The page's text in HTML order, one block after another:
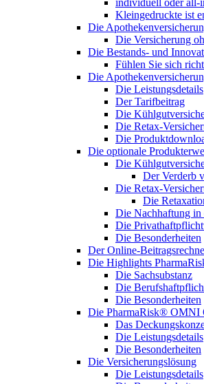
individuell oder all-
Kleingedruckte ist
Die
Die Versicherung
Die Bestands- und
Fühlen Sie sich
Die
Die Leistungsdetails
Der Tarifbeitrag
Die
Die Retax-
Die
Die optionale
Die
Der Verderb
Die Retax-
Die
Die Nachhaftung
Die
Die Besonderheiten
Der Online-
Die Highlights
Die Sachsubstanz
Die
Die Besonderheiten
Die PharmaRisk® OMNI
Das
Die Leistungsdetails
Die Besonderheiten
Die Versicherungslösung
Die Leistungsdetails